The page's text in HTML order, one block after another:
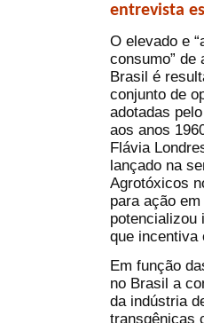
entrevista
O elevado e
consumo” de
Brasil é
conjunto de
adotadas
aos anos
Flávia
lançado na
Agrotóxicos
para ação
potencializou
que incentiva
Em função
no Brasil a
da indústria
transgênicas